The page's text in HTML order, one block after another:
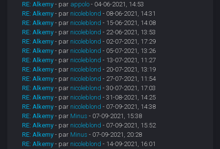
RE: Alkemy - par appolo - 04-06-2021, 14:53
RE: Alkemy - par nicoleblond - 08-06-2021, 14:31
RE: Alkemy - par nicoleblond - 15-06-2021, 14:08
RE: Alkemy - par nicoleblond - 22-06-2021, 13:53
RE: Alkemy - par nicoleblond - 02-07-2021, 17:29
RE: Alkemy - par nicoleblond - 05-07-2021, 13:26
RE: Alkemy - par nicoleblond - 13-07-2021, 11:27
RE: Alkemy - par nicoleblond - 20-07-2021, 13:19
RE: Alkemy - par nicoleblond - 27-07-2021, 11:54
RE: Alkemy - par nicoleblond - 30-07-2021, 17:03
RE: Alkemy - par nicoleblond - 31-08-2021, 14:25
RE: Alkemy - par nicoleblond - 07-09-2021, 14:38
RE: Alkemy - par Minus - 07-09-2021, 15:38
RE: Alkemy - par nicoleblond - 07-09-2021, 15:52
RE: Alkemy - par Minus - 07-09-2021, 20:28
RE: Alkemy - par nicoleblond - 14-09-2021, 16:01